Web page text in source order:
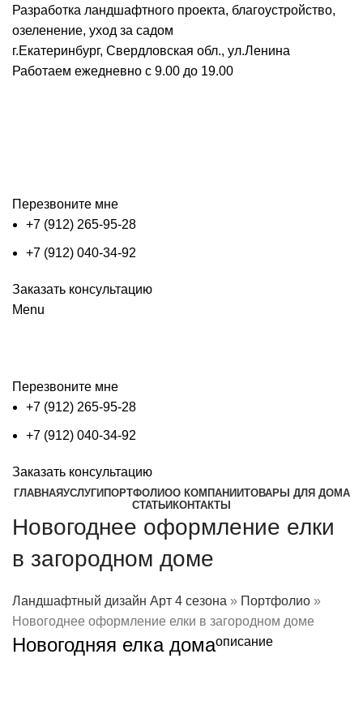
Разработка ландшафтного проекта, благоустройство,
озеленение, уход за садом
г.Екатеринбург, Свердловская обл., ул.Ленина
Работаем ежедневно с 9.00 до 19.00
Перезвоните мне
+7 (912) 265-95-28
+7 (912) 040-34-92
Заказать консультацию
Menu
Перезвоните мне
+7 (912) 265-95-28
+7 (912) 040-34-92
Заказать консультацию
ГЛАВНАЯУСЛУГИ ПОРТФОЛИОО КОМПАНИИТОВАРЫ ДЛЯ ДОМА
СТАТЬИ КОНТАКТЫ
Новогоднее оформление елки
в загородном доме
Ландшафтный дизайн Арт 4 сезона » Портфолио »
Новогоднее оформление елки в загородном доме
Новогодняя елка домаописание